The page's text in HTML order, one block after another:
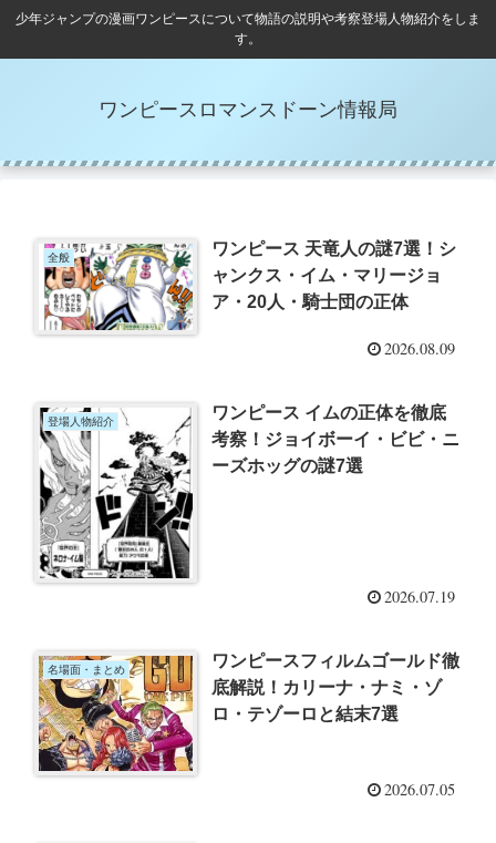
少年ジャンプの漫画ワンピースについて物語の説明や考察登場人物紹介をしま
す。
ワンピースロマンスドーン情報局
全般
ワンピース 天竜人の謎7選！シ
ャンクス・イム・マリージョ
ア・20人・騎士団の正体
2026.08.09
登場人物紹介
ワンピース イムの正体を徹底
考察！ジョイボーイ・ビビ・ニ
ーズホッグの謎7選
2026.07.19
名場面・まとめ
ワンピースフィルムゴールド徹
底解説！カリーナ・ナミ・ゾ
ロ・テゾーロと結末7選
2026.07.05